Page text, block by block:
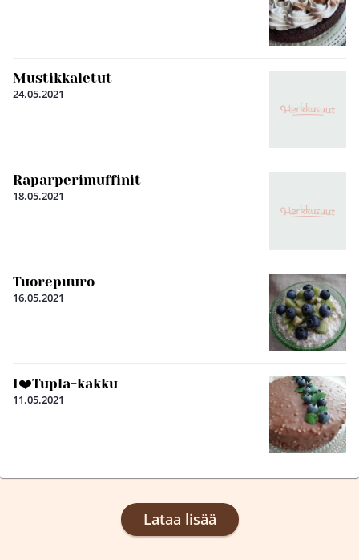
Mustikkaletut
24.05.2021
Raparperimuffinit
18.05.2021
Tuorepuuro
16.05.2021
I❤️Tupla-kakku
11.05.2021
Lataa lisää